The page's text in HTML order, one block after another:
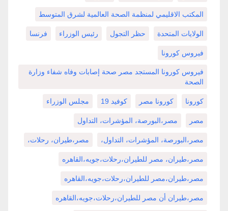
المكتب الاقليمي لمنظمة الصحة العالمية لشرق المتوسط
الولايات المتحدة حظر التجول رئيس الوزراء فرنسا
فيروس كورونا
فيروس كورونا المستجد مصر صحة إصابات وفاه شفاء وزارة
الصحة
كورونا كورونا مصر كوفيد 19 مجلس الوزراء
مصر مصر،البورصة، المؤشرات، التداول
مصر،البورصة، المؤشرات، التداول، مصر،طيران، رحلات،
مصر،طيران، مصر للطيران،رحلات،جويه،القاهره
مصر،طيران،مصر للطيران،رحلات،جويه،القاهره
مصر،طيران أن مصر للطيران،رحلات،جويه،القاهره